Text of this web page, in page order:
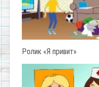
Ролик «Я привит»